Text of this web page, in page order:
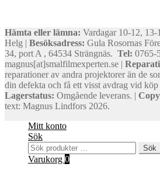
Hämta eller lämna: Vardagar 10-12, 13-
Helg | Besöksadress: Gula Rosornas
34, port A , 64534 Strängnäs. Tel: 0765-
magnus[at]smalfilmexperten.se |
reparationer av andra projektorer än de
din defekta och få ett visst avdrag vid
Lagerstatus: Omgående leverans. |
text: Magnus Lindfors 2026.
Mitt konto
Sök
Sök
efter:
Sök
Varukorg 0